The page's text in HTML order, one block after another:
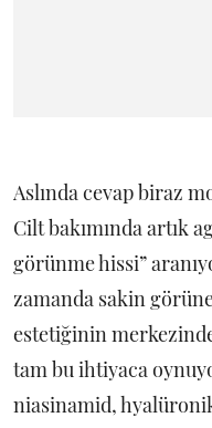
Aslında cevap biraz
Cilt bakımında artık
görünme hissi”
zamanda sakin
estetiğinin
tam bu ihtiyaca
niasinamid,